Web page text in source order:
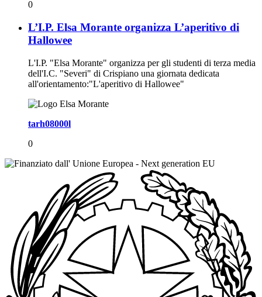
0
L’I.P. Elsa Morante organizza L’aperitivo di
Hallowee
L'I.P. "Elsa Morante" organizza per gli studenti di terza media
dell'I.C. "Severi" di Crispiano una giornata dedicata
all'orientamento:"L'aperitivo di Hallowee"
tarh08000l
0